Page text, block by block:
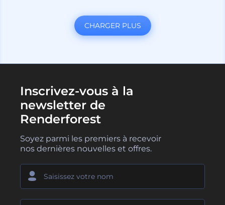
CHARGER PLUS
Inscrivez-vous à la
newsletter de
Renderforest
Soyez parmi les premiers à recevoir
nos dernières nouvelles et offres.